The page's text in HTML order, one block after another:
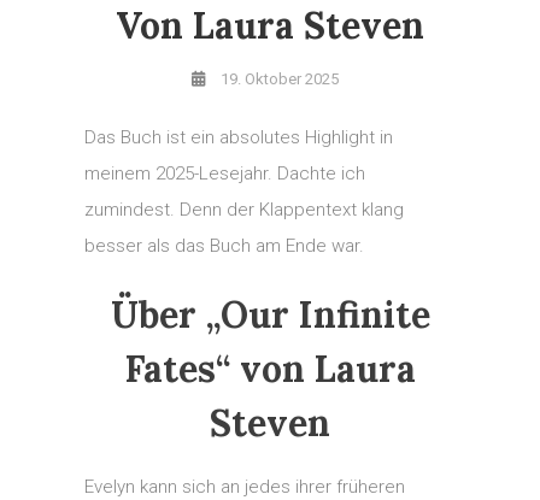
Von Laura Steven
19. Oktober 2025
Das Buch ist ein absolutes Highlight in
meinem 2025-Lesejahr. Dachte ich
zumindest. Denn der Klappentext klang
besser als das Buch am Ende war.
Über „Our Infinite
Fates“ von Laura
Steven
Evelyn kann sich an jedes ihrer früheren